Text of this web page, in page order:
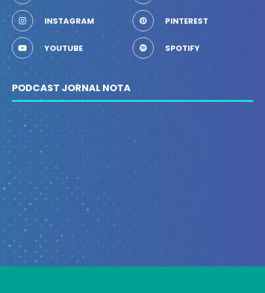
INSTAGRAM PINTEREST
YOUTUBE SPOTIFY
PODCAST JORNAL NOTA